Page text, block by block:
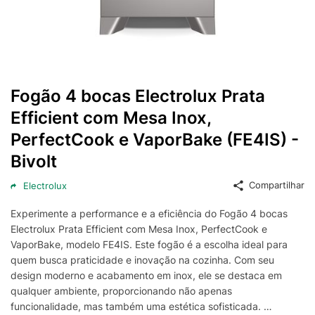
Fogão 4 bocas Electrolux Prata
Efficient com Mesa Inox,
PerfectCook e VaporBake (FE4IS) -
Bivolt
Electrolux Compartilhar
Experimente a performance e a eficiência do Fogão 4 bocas
Electrolux Prata Efficient com Mesa Inox, PerfectCook e
VaporBake, modelo FE4IS. Este fogão é a escolha ideal para
quem busca praticidade e inovação na cozinha. Com seu
design moderno e acabamento em inox, ele se destaca em
qualquer ambiente, proporcionando não apenas
funcionalidade, mas também uma estética sofisticada.